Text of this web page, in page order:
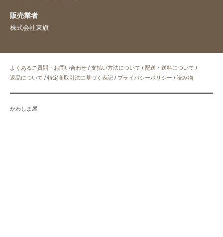
販売業者
株式会社東旗
よくあるご質問・お問い合わせ / 支払い方法について / 配送・送料について /
返品について / 特定商取引法に基づく表記 / プライバシーポリシー / 読み物
かわしま屋